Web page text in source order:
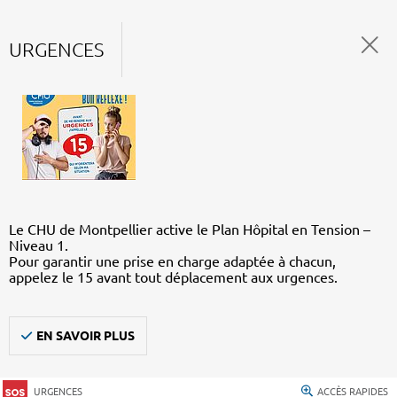
URGENCES
Le CHU de Montpellier active le Plan Hôpital en Tension –
Niveau 1.
Pour garantir une prise en charge adaptée à chacun,
appelez le 15 avant tout déplacement aux urgences.
EN SAVOIR PLUS
URGENCES ACCÈS RAPIDES